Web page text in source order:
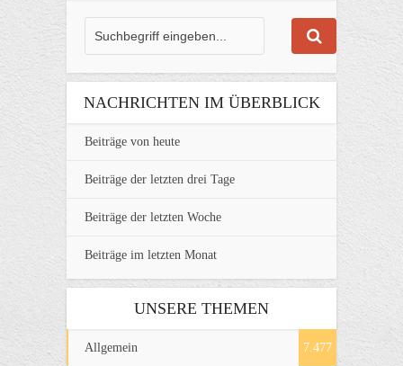
NACHRICHTEN IM ÜBERBLICK
Beiträge von heute
Beiträge der letzten drei Tage
Beiträge der letzten Woche
Beiträge im letzten Monat
UNSERE THEMEN
Allgemein 7.477